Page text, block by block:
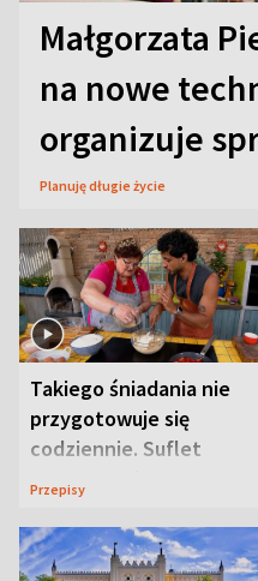
Małgorzata
na nowe
organizuje
Planuję długie życie
Takiego śniadania nie
przygotowuje się
codziennie. Suflet
serowy zachwyca
Przepisy